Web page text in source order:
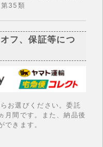
35類
フ、保証等につ
お選びください。委託
月間です。また、納品後
きます。